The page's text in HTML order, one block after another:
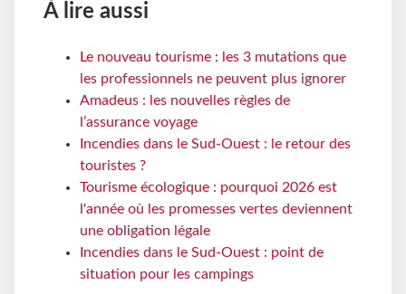
À lire aussi
Le nouveau tourisme : les 3 mutations que
les professionnels ne peuvent plus ignorer
Amadeus : les nouvelles règles de
l’assurance voyage
Incendies dans le Sud-Ouest : le retour des
touristes ?
Tourisme écologique : pourquoi 2026 est
l'année où les promesses vertes deviennent
une obligation légale
Incendies dans le Sud-Ouest : point de
situation pour les campings